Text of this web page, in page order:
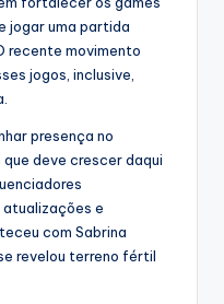
jogar uma partida
recente movimento
jogos, inclusive,
presença no
deve crescer daqui
e
com Sabrina
revelou terreno fértil